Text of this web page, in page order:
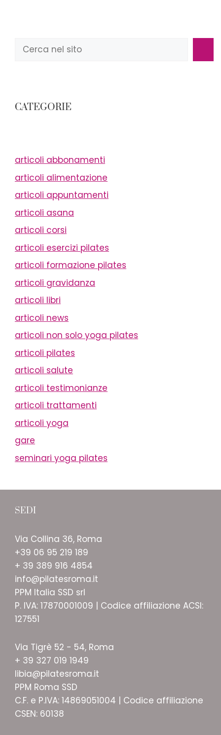
Cerca
CATEGORIE
articoli abbonamenti
articoli alimentazione
articoli appuntamenti
articoli asana
articoli corsi
articoli esercizi pilates
articoli formazione pilates
articoli gravidanza
articoli libri
articoli news
articoli non solo yoga pilates
articoli pilates
articoli salute
articoli testimonianze
articoli trattamenti
articoli yoga
gare
seminari yoga pilates
SEDI
Via Collina 36, Roma
+39 06 95 219 189
+ 39 389 916 4854
info@pilatesroma.it
PPM Italia SSD srl
P. IVA: 17870001009 | Codice affiliazione ACSI:
127551
Via Tigrè 52 - 54, Roma
+ 39 327 019 1949
libia@pilatesroma.it
PPM Roma SSD
C.F. e P.IVA: 14869051004 | Codice affiliazione
CSEN: 60138